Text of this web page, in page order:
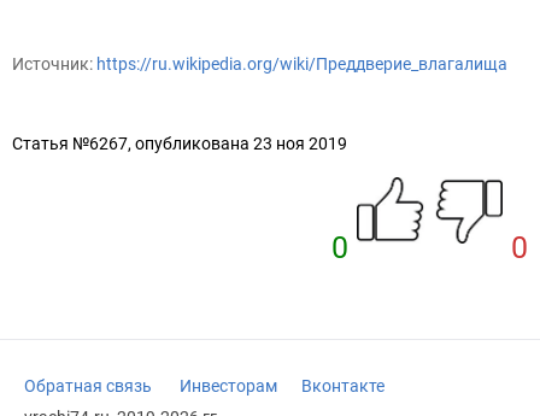
Источник: https://ru.wikipedia.org/wiki/Преддверие_влагалища
Статья №6267, опубликована 23 ноя 2019
0 0
Обратная связь Инвесторам
Вконтакте